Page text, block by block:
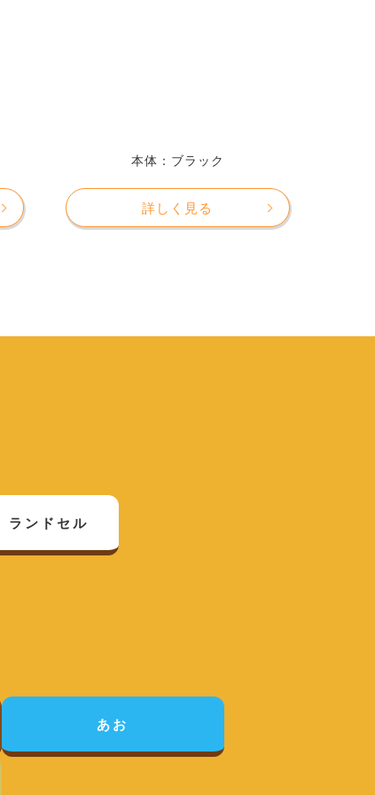
本体：ブラック
詳しく見る
ランドセル
あお